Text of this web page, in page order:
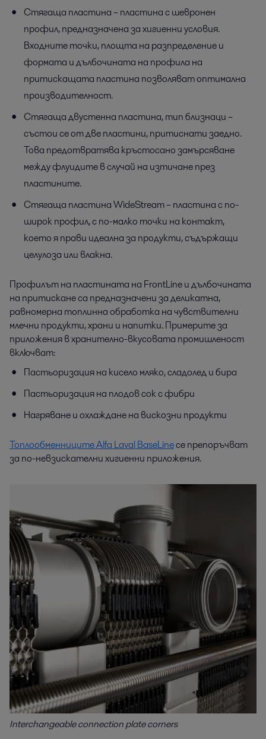
Стягаща пластина – пластина с шевронен
профил, предназначена за хигиенни условия.
Входните точки, площта на разпределение и
формата и дълбочината на профила на
притискащата пластина позволяват оптимална
производителност.
Стягаща двустенна пластина, тип близнаци –
състои се от две пластини, притиснати заедно.
Това предотвратява кръстосано замърсяване
между флуидите в случай на изтичане през
пластините.
Стягаща пластина WideStream – пластина с по-
широк профил, с по-малко точки на контакт,
което я прави идеална за продукти, съдържащи
целулоза или влакна.
Профилът на пластината на FrontLine и дълбочината
на притискане са предназначени за деликатна,
равномерна топлинна обработка на чувствителни
млечни продукти, храни и напитки. Примерите за
приложения в хранително-вкусовата промишленост
включват:
Пастьоризация на кисело мляко, сладолед и бира
Пастьоризация на плодов сок с фибри
Нагряване и охлаждане на вискозни продукти
Топлообменниците Alfa Laval BaseLineсе препоръчват
за по-невзискателни хигиенни приложения.
Interchangeable connection plate corners